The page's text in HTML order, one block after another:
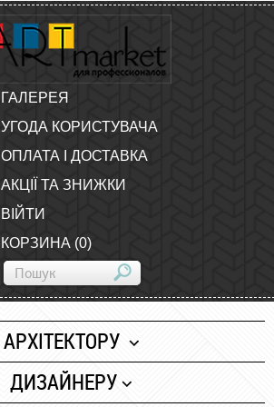
ГАЛЕРЕЯ
УГОДА КОРИСТУВАЧА
ОПЛАТА І ДОСТАВКА
АКЦІЇ ТА ЗНИЖКИ
ВІЙТИ
КОРЗИНА (0)
АРХІТЕКТОРУ
Папір
ДИЗАЙНЕРУ